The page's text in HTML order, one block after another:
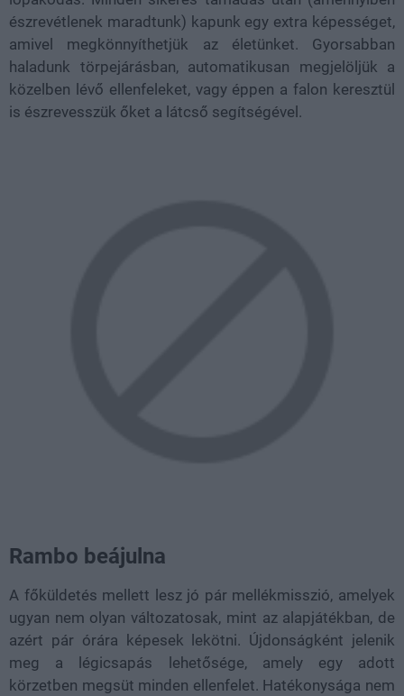
észrevétlenek maradtunk) kapunk egy extra képességet,
amivel megkönnyíthetjük az életünket. Gyorsabban
haladunk törpejárásban, automatikusan megjelöljük a
közelben lévő ellenfeleket, vagy éppen a falon keresztül
is észrevesszük őket a látcső segítségével.
Rambo beájulna
A főküldetés mellett lesz jó pár mellékmisszió, amelyek
ugyan nem olyan változatosak, mint az alapjátékban, de
azért pár órára képesek lekötni. Újdonságként jelenik
meg a légicsapás lehetősége, amely egy adott
körzetben megsüt minden ellenfelet. Hatékonysága nem